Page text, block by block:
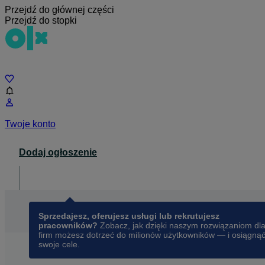
Przejdź do głównej części
Przejdź do stopki
Twoje konto
Dodaj ogłoszenie
Sprzedajesz, oferujesz usługi lub rekrutujesz
pracowników? Zobacz, jak dzięki naszym rozwiązaniom dla
firm możesz dotrzeć do milionów użytkowników — i osiągnąć
swoje cele.